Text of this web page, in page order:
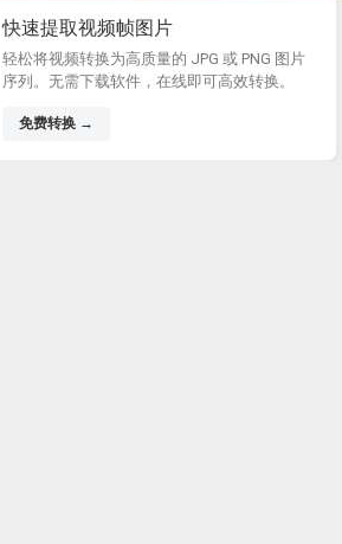
快速提取视频帧图片
轻松将视频转换为高质量的 JPG 或 PNG 图片
序列。无需下载软件，在线即可高效转换。
免费转换 →